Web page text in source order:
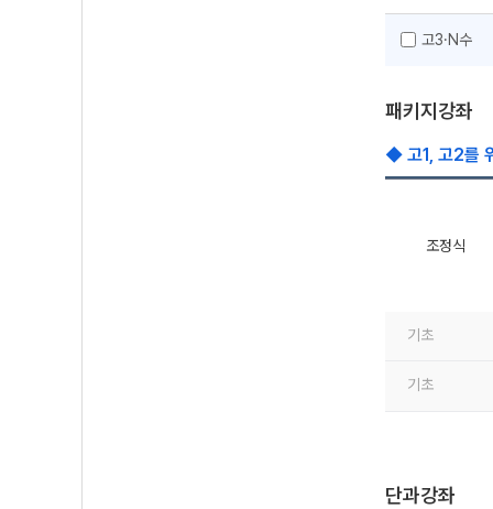
고3·N수
패키지강좌
◆ 고1, 고2를
조정식
기초
기초
단과강좌